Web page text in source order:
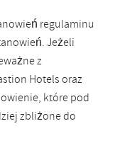
regulaminu
Jeżeli
z
Hotels oraz
które pod
zbliżone do